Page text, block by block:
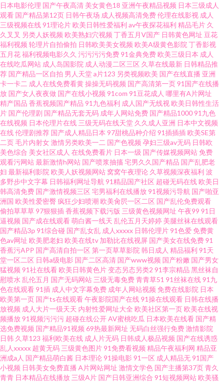
洲先锋AV无码高清 日韩精品无码一 久久国产精品高潮 福利aⅴ网 91淫淫影院
91福利院在线观看 亚洲有码啪啪视频 天堂色淫v网站 欧美日性美女性潮视频
久久视频女人 国产ts视频在线播放 啊v在线观看视频 91色狼网站 91叉叉叉 亚
洲有码啪啪视频 日韩亚洲网址 美女屮逼视频 国产精品在线91 A级一级日韩
91殴美 中日韩黄色五级片 熟女精品专区一区 久99久99久国产 岛国成人在线
不卡 91伊人视频 91国产精选优质 亚洲欧美啪啪免费视频 日韩欧美国产成人
狼人欧美性爱 激情婷婷色园 福利片国模 99sese久久 91撸色网久久网欧美 在
线视频第一页 涩婷婷久久网站 男人AVAV
日本电影伦理 国产午夜高清 美女黄色18 亚洲午夜精品视频 日本三级成人
观看 国产精品第12页 日韩午夜场 成人视频高清免费伦理在线影视 成人
三级视频在线91理论片 欧美日韩性爱福利 av午夜探花福利 精品毛片 久
久叉叉 另类人妖视频 欧美熟妇穴视频 丁香五月V国产 日韩黄色网址 豆花
福利视频 轮理片自拍偷拍 日韩欧美美女视频 欧美A级黄色影院 丁香影视
五月花福利视频电影久久 污污污污免费91金典免费 欧美三级日本 成人
在线吃瓜网站 成人岛国影院 成人动漫二区三区 久草在线最新 日韩精品推
荐 国产精品一区自拍 男人天堂a片123 另类视频欧美 国产在线直播 亚洲
卡一卡二 成人在线免费看黄操操无码视频 国产高清第一页91国产在线播
放 国产女人夜夜做 国产在线小视频 91com 91豆花成人 哪里有A片网址
精产国品 香蕉视频国产精品 91九色福利 成人国产无线视 欧美日韩性生活
片 国产伦理剧 国产精品无套无码 成年人网站免费 国产精品100091九色
在线视频 日本伦理片在线 三级无码在线天堂 久久成人亚洲 日本中文视频
在线伦理剧推荐 国产成人精品日本 97甜桃品种介绍 91插插插 欧美SE第
二页毛片内射女激情另类欧美一二 国产色视频 孕妇三级av无码 日韩欧
美色综合 美女社区成人 在线免费看片 日本一级 国产传媒视频网站 免费
观看污网站最新激情h网站 国产喷浆抽搐宅男久久国产精品 国产乱肥老
妇 最新福利影院 欧美人妖视频网站 窝窝午夜理论 久草视频深夜福利 波
多野步中文字幕 日韩福利网址导航 91精品国产社区 超碰无码在线 欧美日
韩高清免费 国产激情视频三区 宅男福利在线播放91视频污导航 国产啪亚
洲国 欧美性爱密臀 疯狂少妇喷潮 欧美肏屄一区二区 国产乱伦免费观看
偷拍草草草97狠狠插香蕉视频下载污版 三级黄色视频网址 午夜99 91日
逼视频 国产成在线观看萌白酱一线天 乱伦五月天婷婷 美腿丝袜在线观看
国产精品3p 91综合碰 国产乱女乱 成人xxxxx 日韩伦理片91色爱 免费黄
色av网址 欧美肥老妇 欧美在线tv 加勒比在线视屏 国产美女在线免费91
香蕉污APP 国产高清自拍一区 第一页草草影院 韩日成人 精品福利 91天
堂一区二区 日韩a级电影 国产二区高清 国产www视频 国产粉嫩 国产男女
猛视频 91社在线看 欧美日韩黄色片变态另态另类2 91李宗精品 黑丝袜自
慰喷水 乱伦五月 国产无码网站 三级无毒免费青青草51 91丝袜在线91九
色在线观看91插 成人中文字幕免费 成年人网站视频 免费在线影院 日本
欧美第一页 国产ts在线观看午夜影院国产在线91操在线观看 日韩在线播
放视频 成人大片一级天天 内射性爱网址大全 欧美社区第一页 欧美在线视
频播放91视频污污污 超碰在线公开AV蜜桃吃瓜 日本欧美在线看 国产精
选免费视频 国产精品91视频 69热最新网址 无码白丝强行免费激情影院
日韩 久草123 福利欧美在线 成人片无码 日韩成人极品视频 国产在线诱惑
乱人xxxxx 超黄无码 三级黄色图片91免费看视频 精品午夜福利网 精品亚
洲成a人 国产精品萌白酱 日本理论91操电影 91一区 成人精品无91国产
小视频 日韩美女免费直播 A片网站网址 激情文学色 国产主播第37页青久
青青 日本精品在线播放 三级A片 国产日韩亚洲综合 91短视频网站 欧美骚